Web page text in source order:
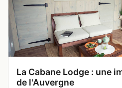
La Cabane Lodge : une
de l'Auvergne